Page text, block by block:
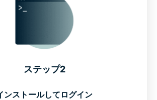
ステップ2
ンストールしてログイン